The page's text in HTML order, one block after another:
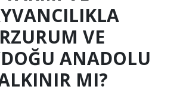
VE
ANADOLU
MI?